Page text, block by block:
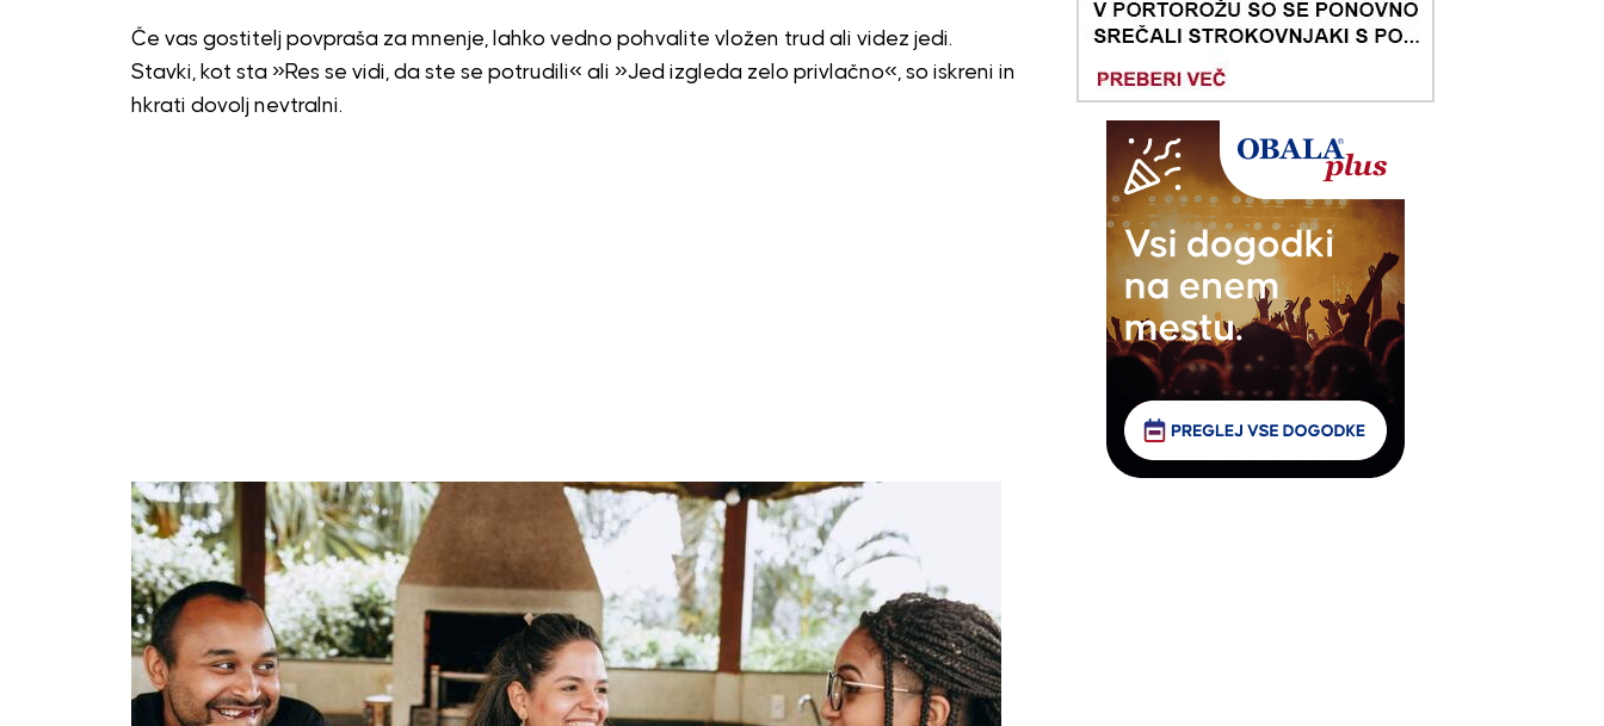
Če vas gostitelj povpraša za mnenje, lahko vedno pohvalite vložen trud ali videz jedi.
Stavki, kot sta »Res se vidi, da ste se potrudili« ali »Jed izgleda zelo privlačno«, so iskreni in
hkrati dovolj nevtralni.